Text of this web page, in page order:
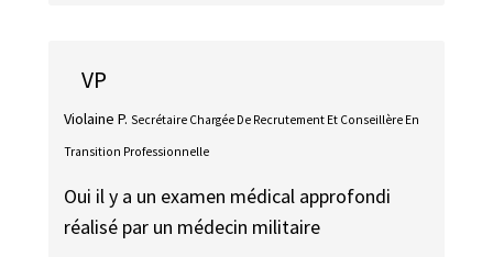
VP
Violaine P. Secrétaire Chargée De Recrutement Et Conseillère En
Transition Professionnelle
Oui il y a un examen médical approfondi
réalisé par un médecin militaire